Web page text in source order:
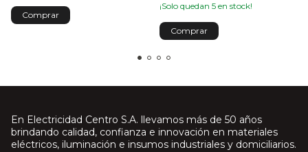
¡Solo quedan 5 en stock!
En Electricidad Centro S.A. llevamos más de 50 años
brindando calidad, confianza e innovación en materiales
eléctricos, iluminación e insumos industriales y domiciliarios.